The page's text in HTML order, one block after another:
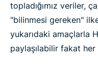
topladığımız veriler,
"bilinmesi gereken"
yukarıdaki amaçlarla
paylaşılabilir fakat